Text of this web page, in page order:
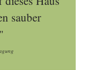
sauber